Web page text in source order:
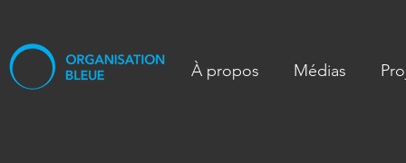
À propos Médias